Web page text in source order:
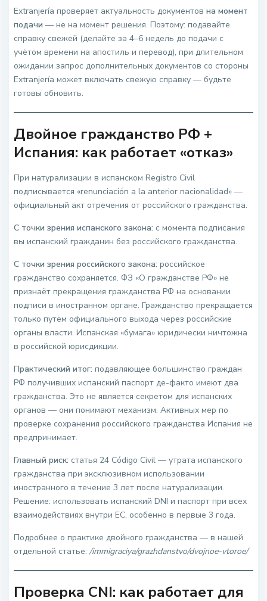
Extranjería проверяет актуальность документовна момент
подачи — не на момент решения. Поэтому: подавайте
справку свежей (делайте за 4–6 недель до подачи с
учётом времени на апостиль и перевод), при длительном
ожидании запрос дополнительных документов со стороны
Extranjería может включать свежую справку — будьте
готовы обновить.
Двойное гражданство РФ +
Испания: как работает «отказ»
При натурализации в испанском Registro Civil
подписывается «renunciación a la anterior nacionalidad» —
официальный акт отречения от российского гражданства.
С точки зрения испанского закона: с момента подписания
вы испанский гражданин без российского гражданства.
С точки зрения российского закона: российское
гражданство сохраняется. ФЗ «О гражданстве РФ» не
признаёт прекращения гражданства РФ на основании
подписи в иностранном органе. Гражданство прекращается
только путём официального выхода через российские
органы власти. Испанская «бумага» юридически ничтожна
в российской юрисдикции.
Практический итог: подавляющее большинство граждан
РФ получивших испанский паспорт де-факто имеют два
гражданства. Это не является секретом для испанских
органов — они понимают механизм. Активных мер по
проверке сохранения российского гражданства Испания не
предпринимает.
Главный риск: статья 24 Código Civil — утрата испанского
гражданства при эксклюзивном использовании
иностранного в течение 3 лет после натурализации.
Решение: использовать испанский DNI и паспорт при всех
взаимодействиях внутри ЕС, особенно в первые 3 года.
Подробнее о практике двойного гражданства — в нашей
отдельной статье:/immigraciya/grazhdanstvo/dvojnoe-vtoroe/
Проверка CNI: как работает для